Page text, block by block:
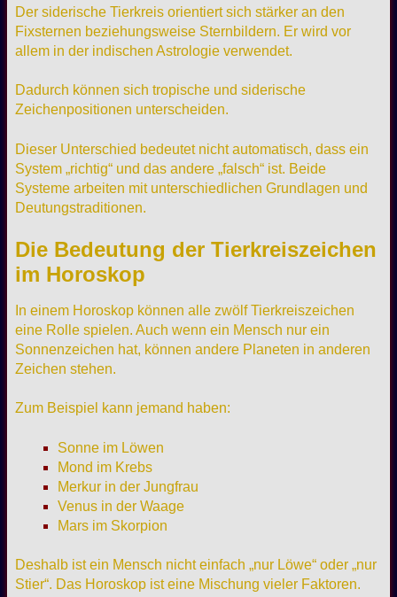
Der siderische Tierkreis orientiert sich stärker an den
Fixsternen beziehungsweise Sternbildern. Er wird vor
allem in der indischen Astrologie verwendet.
Dadurch können sich tropische und siderische
Zeichenpositionen unterscheiden.
Dieser Unterschied bedeutet nicht automatisch, dass ein
System „richtig“ und das andere „falsch“ ist. Beide
Systeme arbeiten mit unterschiedlichen Grundlagen und
Deutungstraditionen.
Die Bedeutung der Tierkreiszeichen
im Horoskop
In einem Horoskop können alle zwölf Tierkreiszeichen
eine Rolle spielen. Auch wenn ein Mensch nur ein
Sonnenzeichen hat, können andere Planeten in anderen
Zeichen stehen.
Zum Beispiel kann jemand haben:
Sonne im Löwen
Mond im Krebs
Merkur in der Jungfrau
Venus in der Waage
Mars im Skorpion
Deshalb ist ein Mensch nicht einfach „nur Löwe“ oder „nur
Stier“. Das Horoskop ist eine Mischung vieler Faktoren.